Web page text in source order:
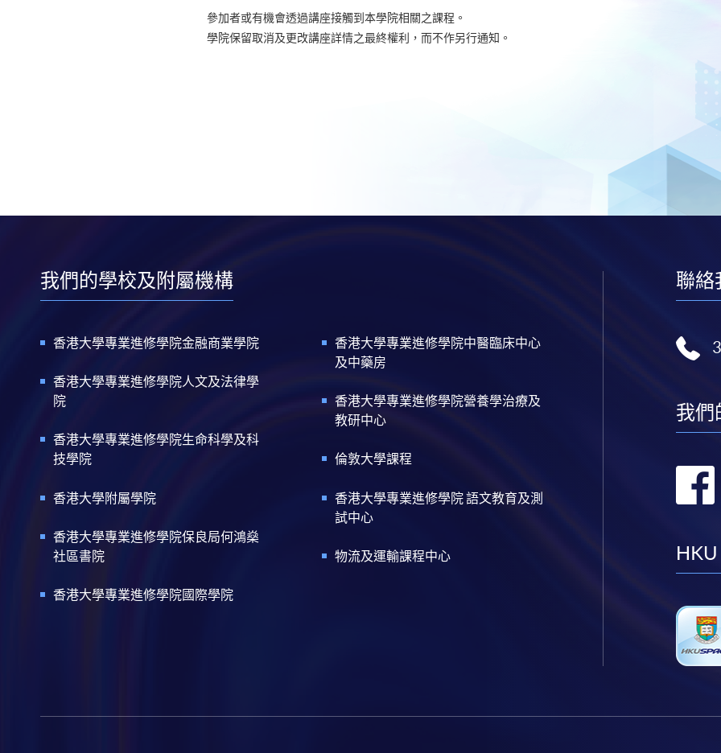
參加者或有機會透過講座接觸到本學院相關之課程。
學院保留取消及更改講座詳情之最終權利，而不作另行通知。
我們的學校及附屬機構
香港大學專業進修學院金融商業學院
香港大學專業進修學院人文及法律學
院
香港大學專業進修學院生命科學及科
技學院
香港大學附屬學院
香港大學專業進修學院保良局何鴻燊
社區書院
香港大學專業進修學院國際學院
香港大學專業進修學院中醫臨床中心
及中藥房
香港大學專業進修學院營養學治療及
教研中心
倫敦大學課程
香港大學專業進修學院 語文教育及測
試中心
物流及運輸課程中心
聯絡
我們
HKU